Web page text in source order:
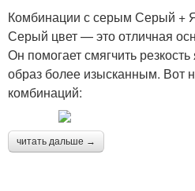
Комбинации с серым Серый +
Серый цвет — это отличная
Он помогает смягчить
образ более изысканным. Вот
комбинаций:
читать дальше →